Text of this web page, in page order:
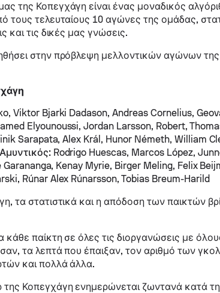
της Κοπεγχάγη είναι ένας μοναδικός
τους τελευταίους 10 αγώνες της ομάδας,
και τις δικές μας γνώσεις.
στην πρόβλεψη μελλοντικών αγώνων της
Viktor Bjarki Dadason, Andreas Cornelius,
Elyounoussi, Jordan Larsson, Robert,
Sarapata, Alex Král, Hunor Németh, William
Αμυντικός:Rodrigo Huescas, Marcos López,
Kenay Myrie, Birger Meling, Felix
Rúnar Alex Rúnarsson, Tobias Breum-Harild
τα στατιστικά και η απόδοση των παικτών
κάθε παίκτη σε όλες τις διοργανώσεις με
τα λεπτά που έπαιξαν, τον αριθμό των
και πολλά άλλα.
Κοπεγχάγη ενημερώνεται ζωντανά κατά τη